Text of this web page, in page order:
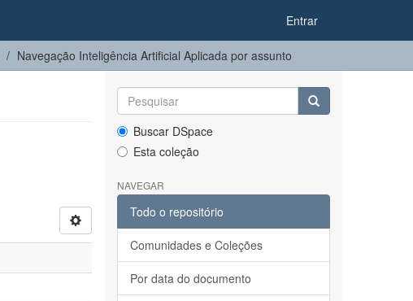
Entrar
Navegação Inteligência Artificial Aplicada por assunto
Buscar DSpace
Esta coleção
NAVEGAR
Todo o repositório
Comunidades e Coleções
Por data do documento